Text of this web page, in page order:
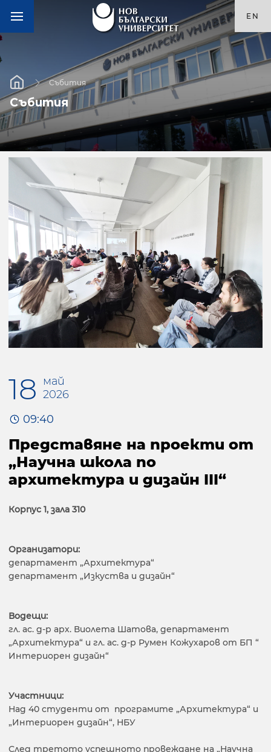
EN
Събития
Събития
18
май
2026
09:40
Представяне на проекти от
„Научна школа по
архитектура и дизайн III“
Корпус 1, зала 310
Организатори:
департамент „Архитектура“
департамент „Изкуства и дизайн“
Водещи:
гл. ас. д-р арх. Виолета Шатова, департамент
„Архитектура“ и гл. ас. д-р Румен Кожухаров от БП “
Интериорен дизайн“
Участници:
Над 40 студенти от програмите „Архитектура“ и
„Интериорен дизайн“, НБУ
След третото успешното провеждане на „Научна